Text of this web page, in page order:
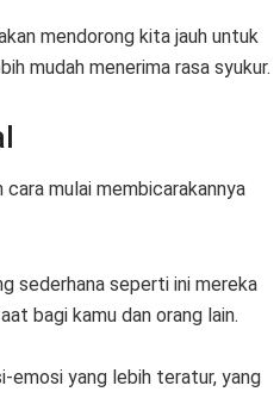
mendorong kita jauh untuk
mudah menerima rasa syukur.
mulai membicarakannya
sederhana seperti ini mereka
bagi kamu dan orang lain.
emosi yang lebih teratur, yang